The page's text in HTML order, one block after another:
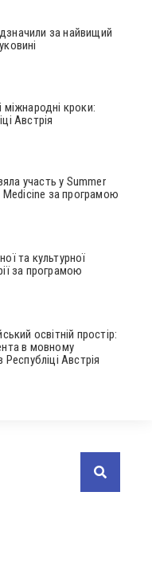
за найвищий
кроки:
Австрія
участь у Summer
за програмою
та культурної
за програмою
освітній простір:
в мовному
Республіці Австрія